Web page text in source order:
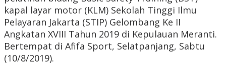
kapal layar motor (KLM) Sekolah Tinggi Ilmu
Pelayaran Jakarta (STIP) Gelombang Ke II
Angkatan XVIII Tahun 2019 di Kepulauan Meranti.
Bertempat di Afifa Sport, Selatpanjang, Sabtu
(10/8/2019).